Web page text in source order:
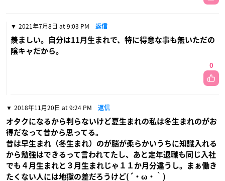
2021年7月8日 at 9:03 PM 返信
羨ましい。自分は11月生まれで、特に得意な事も無いただの
陰キャだから。
0
2018年11月20日 at 9:24 PM 返信
オタクになるから判らないけど夏生まれの私は冬生まれのがお
得だなって昔から思ってる。
昔は早生まれ（冬生まれ）のが脳が柔らかいうちに知識入れる
から勉強はできるって言われてたし、あと定年退職も同じ入社
でも４月生まれと３月生まれじゃ１１か月分違うし。まぁ働き
たくない人には地獄の差だろうけど(´・ω・｀)